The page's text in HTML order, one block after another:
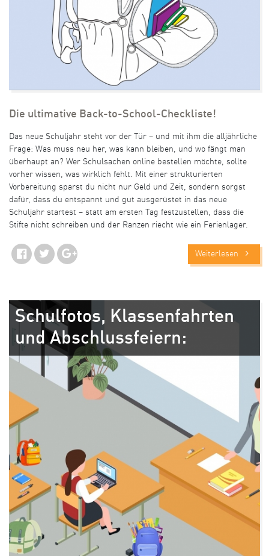
Die ultimative Back-to-School-Checkliste!
Das neue Schuljahr steht vor der Tür – und mit ihm die alljährliche
Frage: Was muss neu her, was kann bleiben, und wo fängt man
überhaupt an? Wer Schulsachen online bestellen möchte, sollte
vorher wissen, was wirklich fehlt. Mit einer strukturierten
Vorbereitung sparst du nicht nur Geld und Zeit, sondern sorgst
dafür, dass du entspannt und gut ausgerüstet in das neue
Schuljahr startest – statt am ersten Tag festzustellen, dass die
Stifte nicht schreiben und der Ranzen riecht wie ein Ferienlager.
Weiterlesen
Schulfotos, Klassenfahrten
und Abschlussfeiern: